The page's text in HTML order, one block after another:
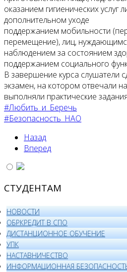
оказанием гигиенических
дополнительном уходе
поддержанием мобильности
перемещение), лиц,
наблюдением за состоянием
поддержанием социального
В завершение курса слушатели
экзамен, на котором отвечали
выполняли практические
#Любить_и_Беречь
#Безопасность_НАО
Назад
Вперед
СТУДЕНТАМ
НОВОСТИ
ОБРКРЕДИТ В СПО
ДИСТАНЦИОННОЕ ОБУЧЕНИЕ
УПК
НАСТАВНИЧЕСТВО
ИНФОРМАЦИОННАЯ